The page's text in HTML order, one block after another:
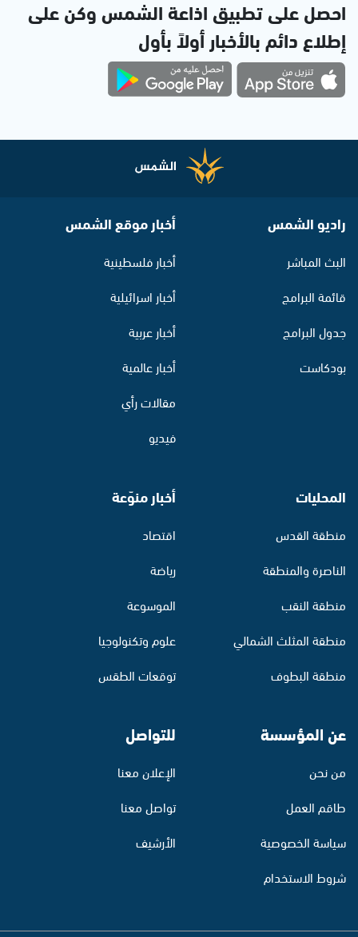
احصل على تطبيق اذاعة الشمس وكن على
إطلاع دائم بالأخبار أولاً بأول
راديو الشمس
البث المباشر
قائمة البرامج
جدول البرامج
بودكاست
أخبار موقع الشمس
أخبار فلسطينية
أخبار اسرائيلية
أخبار عربية
أخبار عالمية
مقالات رأي
فيديو
المحليات
منطقة القدس
الناصرة والمنطقة
منطقة النقب
منطقة المثلث الشمالي
منطقة البطوف
أخبار منوّعة
اقتصاد
رياضة
الموسوعة
علوم وتكنولوجيا
توقعات الطقس
عن المؤسسة
من نحن
طاقم العمل
سياسة الخصوصية
شروط الاستخدام
للتواصل
الإعلان معنا
تواصل معنا
الأرشيف